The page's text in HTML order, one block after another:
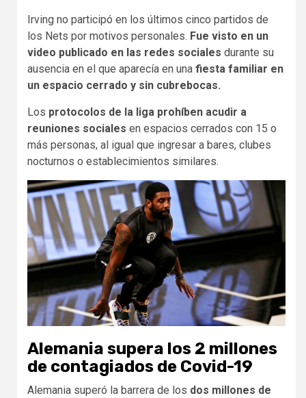
Irving no participó en los últimos cinco partidos de
los Nets por motivos personales. Fue visto en un
video publicado en las redes sociales durante su
ausencia en el que aparecía en una fiesta familiar en
un espacio cerrado y sin cubrebocas.
Los protocolos de la liga prohíben acudir a
reuniones sociales en espacios cerrados con 15 o
más personas, al igual que ingresar a bares, clubes
nocturnos o establecimientos similares.
Alemania supera los 2 millones
de contagiados de Covid-19
Alemania superó la barrera de los dos millones de